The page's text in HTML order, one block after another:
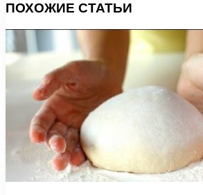
ПОХОЖИЕ СТАТЬИ